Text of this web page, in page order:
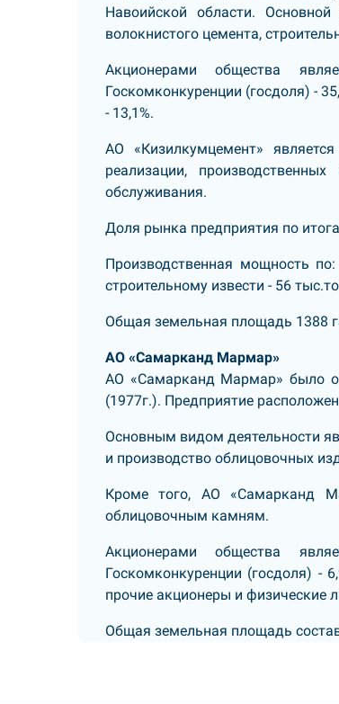
Навоийской области.
волокнистого цемента,
Акционерами общества
Госкомконкуренции (госдоля) -
- 13,1%.
АО «Кизилкумцемент»
реализации,
обслуживания.
Доля рынка предприятия по
Производственная мощность
строительному извести - 56
Общая земельная площадь 1388
АО «Самарканд Мармар»
АО «Самарканд Мармар» было
(1977г.). Предприятие
Основным видом деятельности
и производство облицовочных
Кроме того, АО «Самарканд
облицовочным камням.
Акционерами общества
Госкомконкуренции (госдоля) -
прочие акционеры и физические
Общая земельная площадь